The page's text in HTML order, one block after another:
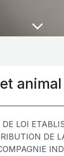
animal
DE LOI
DE